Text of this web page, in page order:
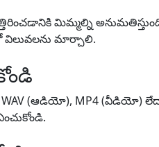
మిమ్మల్ని
విలువలను మార్చాలి.
WAV (ఆడియో), MP4